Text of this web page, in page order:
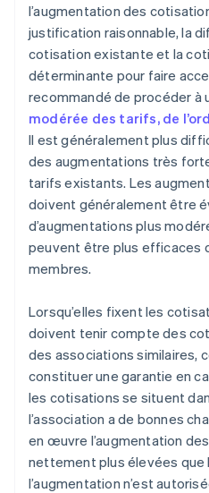
l’augmentation des
justification raisonnable, la
cotisation existante et la
déterminante pour faire
recommandé de procéder à
modérée des tarifs, de
Il est généralement plus
des augmentations très
tarifs existants. Les
doivent généralement être
d’augmentations plus
peuvent être plus efficaces
membres.
Lorsqu’elles fixent les
doivent tenir compte des
des associations similaires,
constituer une garantie en
les cotisations se situent
l’association a de bonnes
en œuvre l’augmentation
nettement plus élevées que
l’augmentation n’est